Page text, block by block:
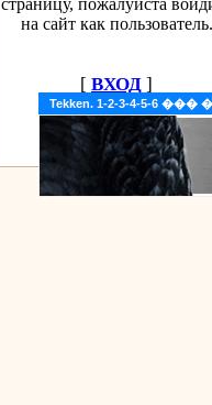
Tekken. 1-2-3-4-5-6
страницу, пожалуйста
на сайт как пользователь.
[ ВХОД ]